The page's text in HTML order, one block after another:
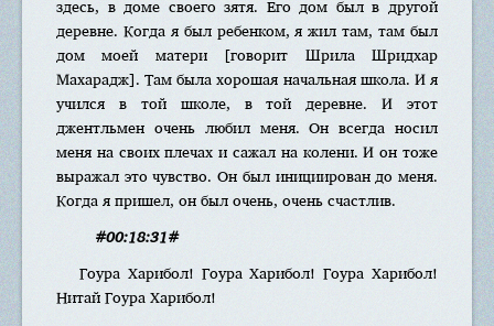
здесь, в доме своего зятя. Его дом был в другой
деревне. Когда я был ребенком, я жил там, там был
дом моей матери [говорит Шрила Шридхар
Махарадж]. Там была хорошая начальная школа. И я
учился в той школе, в той деревне. И этот
джентльмен очень любил меня. Он всегда носил
меня на своих плечах и сажал на колени. И он тоже
выражал это чувство. Он был инициирован до меня.
Когда я пришел, он был очень, очень счастлив.
#00:18:31#
Гоура Харибол! Гоура Харибол! Гоура Харибол!
Нитай Гоура Харибол!